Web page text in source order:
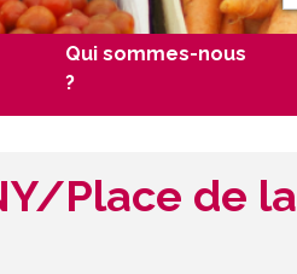
Qui sommes-nous
?
Place de la